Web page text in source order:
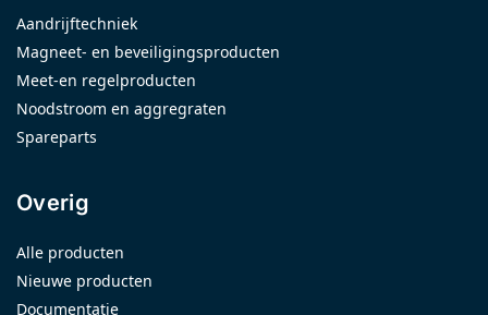
Aandrijftechniek
Magneet- en beveiligingsproducten
Meet-en regelproducten
Noodstroom en aggregraten
Spareparts
Overig
Alle producten
Nieuwe producten
Documentatie